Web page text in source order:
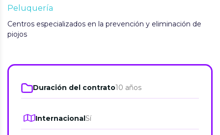
Peluquería
Centros especializados en la prevención y eliminación de
piojos
Duración del contrato10 años
InternacionalSí